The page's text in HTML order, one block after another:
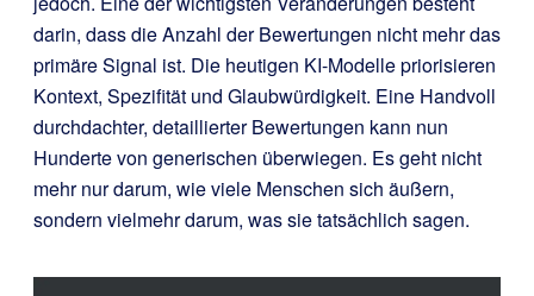
darin, dass die Anzahl der Bewertungen nicht mehr das
primäre Signal ist. Die heutigen KI-Modelle priorisieren
Kontext, Spezifität und Glaubwürdigkeit. Eine Handvoll
durchdachter, detaillierter Bewertungen kann nun
Hunderte von generischen überwiegen. Es geht nicht
mehr nur darum, wie viele Menschen sich äußern,
sondern vielmehr darum, was sie tatsächlich sagen.